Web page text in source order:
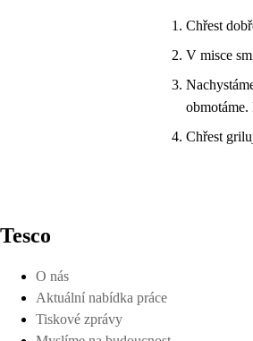
Chřest
V misce
Chřest
Tesco
O nás
Aktuální nabídka práce
Tiskové zprávy